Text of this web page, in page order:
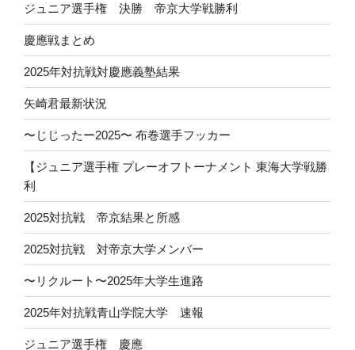
ジュニア選手権 決勝 帝京大学戦勝利
慶應戦まとめ
2025年対抗戦対慶應義塾結果
矢崎君最新状況
〜じじったー2025〜 布巻選手フッカー
【ジュニア選手権 プレーオフトーナメント 東海大学戦勝
利
2025対抗戦 帝京結果と所感
2025対抗戦 対帝京大学メンバー
〜リクルート〜2025年大学生進路
2025年対抗戦青山学院大学 速報
ジュニア選手権 慶應